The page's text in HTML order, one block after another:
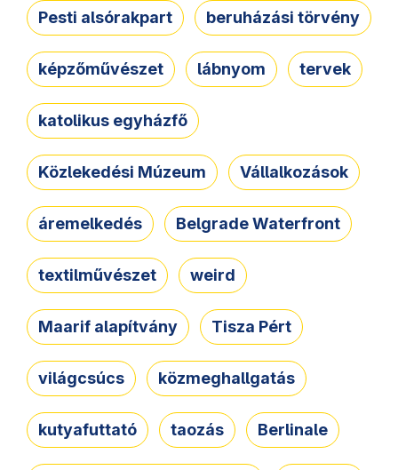
Pesti alsórakpart beruházási törvény
képzőművészet lábnyom tervek
katolikus egyházfő
Közlekedési Múzeum Vállalkozások
áremelkedés Belgrade Waterfront
textilművészet weird
Maarif alapítvány Tisza Pért
világcsúcs közmeghallgatás
kutyafuttató taozás Berlinale